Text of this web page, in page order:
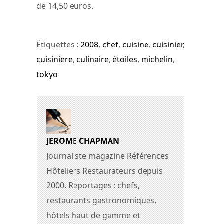
de 14,50 euros.
Étiquettes : 2008, chef, cuisine, cuisinier,
cuisiniere, culinaire, étoiles, michelin,
tokyo
JEROME CHAPMAN
Journaliste magazine Références
Hôteliers Restaurateurs depuis
2000. Reportages : chefs,
restaurants gastronomiques,
hôtels haut de gamme et